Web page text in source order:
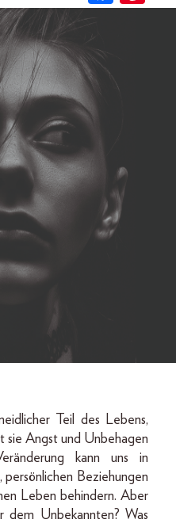
Teil des Lebens,
sie Angst und Unbehagen
kann uns in
Beziehungen
Leben behindern. Aber
dem Unbekannten? Was